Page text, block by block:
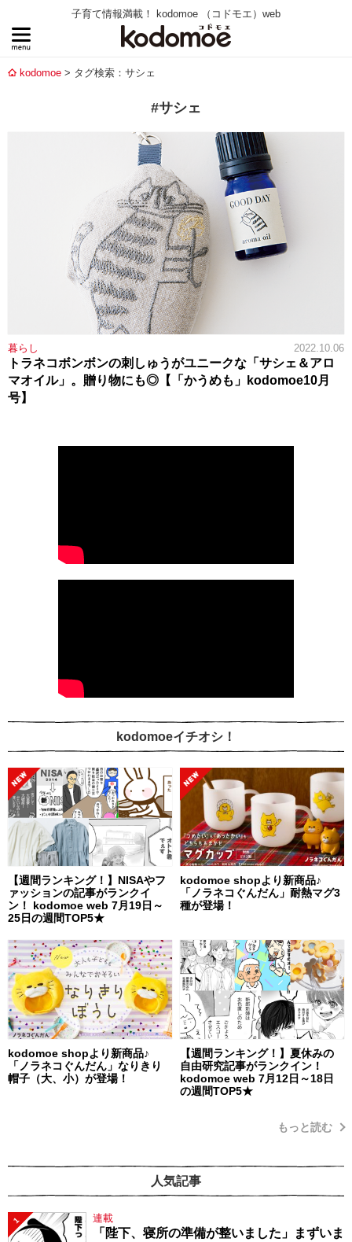
子育て情報満載！ kodomoe （コドモエ）web
kodomoe タグ検索：サシェ
#サシェ
暮らし 2022.10.06
トラネコボンボンの刺しゅうがユニークな「サシェ＆アロ
マオイル」。贈り物にも◎【「かうめも」kodomoe10月
号】
kodomoeイチオシ！
【週間ランキング！】NISAやフ
ァッションの記事がランクイ
ン！ kodomoe web 7月19日～
25日の週間TOP5★
kodomoe shopより新商品♪
「ノラネコぐんだん」耐熱マグ3
種が登場！
kodomoe shopより新商品♪
「ノラネコぐんだん」なりきり
帽子（大、小）が登場！
【週間ランキング！】夏休みの
自由研究記事がランクイン！
kodomoe web 7月12日～18日
の週間TOP5★
もっと読む
人気記事
1 連載
「陛下、寝所の準備が整いました」まずいま